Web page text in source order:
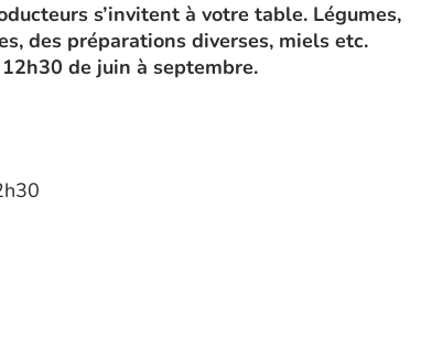
s’invitent à votre table. Légumes,
des préparations diverses, miels etc.
de juin à septembre.